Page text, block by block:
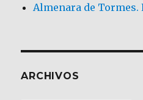
Almenara de Tormes.
ARCHIVOS